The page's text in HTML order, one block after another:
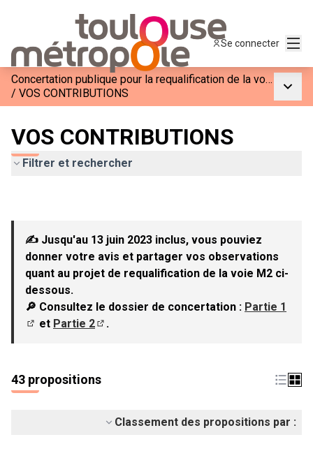
Se connecter
Concertation publique pour la requalification de la voie M2
/ VOS CONTRIBUTIONS
VOS CONTRIBUTIONS
Filtrer et rechercher
✍ Jusqu'au 13 juin 2023 inclus, vous pouviez
donner votre avis et partager vos observations
quant au projet de requalification de la voie M2 ci-
dessous.
🔎 Consultez le dossier de concertation : Partie 1
et Partie 2
.
43 propositions
Classement des propositions par :